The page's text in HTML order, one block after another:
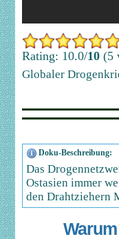
Rating: 10.0/10 (5
Globaler
Doku-Beschreibung:
Das
Ostasien immer
den Drahtziehern